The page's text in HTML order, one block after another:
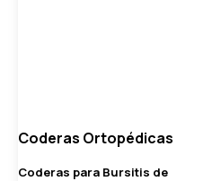
Coderas Ortopédicas
Coderas para Bursitis de